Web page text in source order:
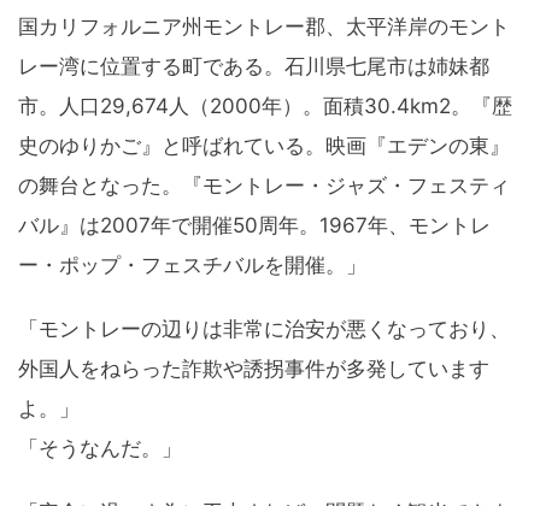
国カリフォルニア州モントレー郡、太平洋岸のモント
レー湾に位置する町である。石川県七尾市は姉妹都
市。人口29,674人（2000年）。面積30.4km2。『歴
史のゆりかご』と呼ばれている。映画『エデンの東』
の舞台となった。『モントレー・ジャズ・フェスティ
バル』は2007年で開催50周年。1967年、モントレ
ー・ポップ・フェスチバルを開催。」
「モントレーの辺りは非常に治安が悪くなっており、
外国人をねらった詐欺や誘拐事件が多発しています
よ。」
「そうなんだ。」